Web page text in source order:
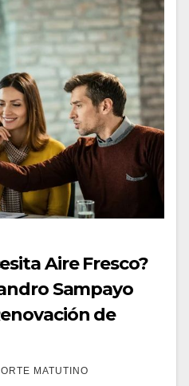
Aire Fresco?
Sampayo
de
MATUTINO